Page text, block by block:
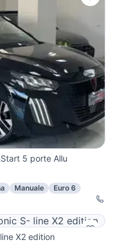
5 porte Allu
Manuale
Euro 6
X2 edition